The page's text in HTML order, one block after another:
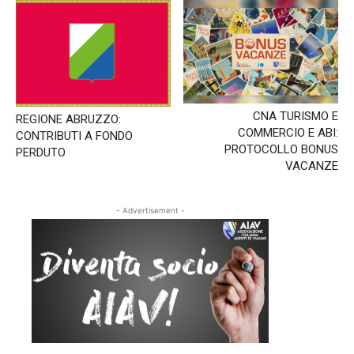
Puntata
del
08/11/2023
REGIONE ABRUZZO:
CONTRIBUTI A FONDO
PERDUTO
CNA TURISMO E
COMMERCIO E ABI:
PROTOCOLLO BONUS
VACANZE
- Advertisement -